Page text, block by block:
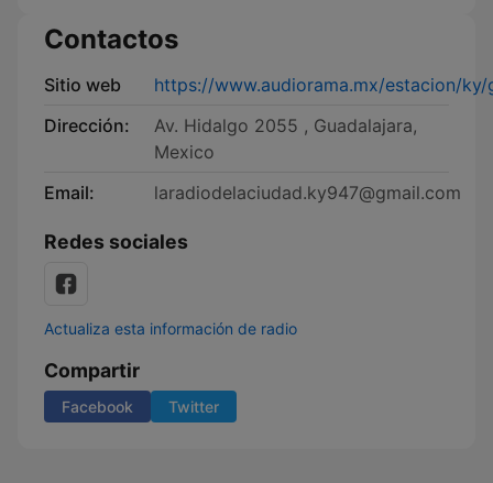
Contactos
Sitio web
https://www.audiorama.mx/estacion/ky/
Dirección:
Av. Hidalgo 2055 , Guadalajara,
Mexico
Email:
laradiodelaciudad.ky947@gmail.com
Redes sociales
Actualiza esta información de radio
Compartir
Facebook Twitter